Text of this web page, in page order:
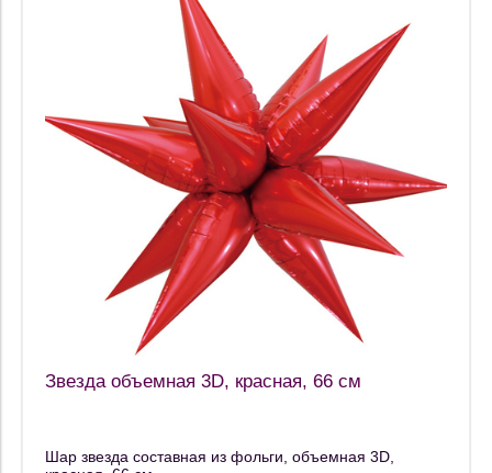
Звезда объемная 3D, красная, 66 см
Шар звезда составная из фольги, объемная 3D,